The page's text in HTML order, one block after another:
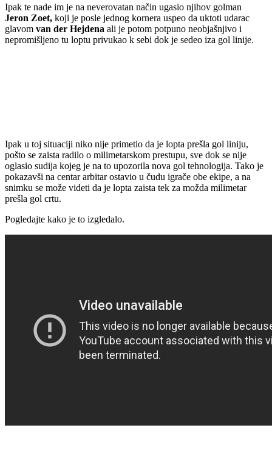
Ipak te nade im je na neverovatan način ugasio njihov golman
Jeron Zoet, koji je posle jednog kornera uspeo da uktoti udarac
glavom van der Hejdena ali je potom potpuno neobjašnjivo i
nepromišljeno tu loptu privukao k sebi dok je sedeo iza gol linije.
Ipak u toj situaciji niko nije primetio da je lopta prešla gol liniju,
pošto se zaista radilo o milimetarskom prestupu, sve dok se nije
oglasio sudija kojeg je na to upozorila nova gol tehnologija. Tako je
pokazavši na centar arbitar ostavio u čudu igrače obe ekipe, a na
snimku se može videti da je lopta zaista tek za možda milimetar
prešla gol crtu.
Pogledajte kako je to izgledalo.